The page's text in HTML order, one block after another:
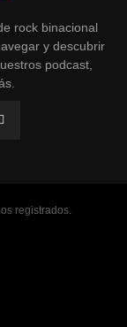
rock binacional
y descubrir
podcast,
registrados.